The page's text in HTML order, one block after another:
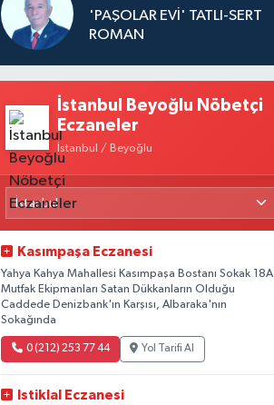
'PAŞOLAR EVİ' TATLI-SERT
ROMAN
İstanbul Beyoğlu Nöbetçi
Eczaneler
İstanbul / Beyoğlu
Kasımpaşa Eczanesi
Yahya Kahya Mahallesi Kasımpaşa Bostanı Sokak 18A
Mutfak Ekipmanları Satan Dükkanların Olduğu
Caddede Denizbank'ın Karşısı, Albaraka'nın
Sokağında
0 (212) 253 77 44 Yol Tarifi Al
Istiklal Eczanesi